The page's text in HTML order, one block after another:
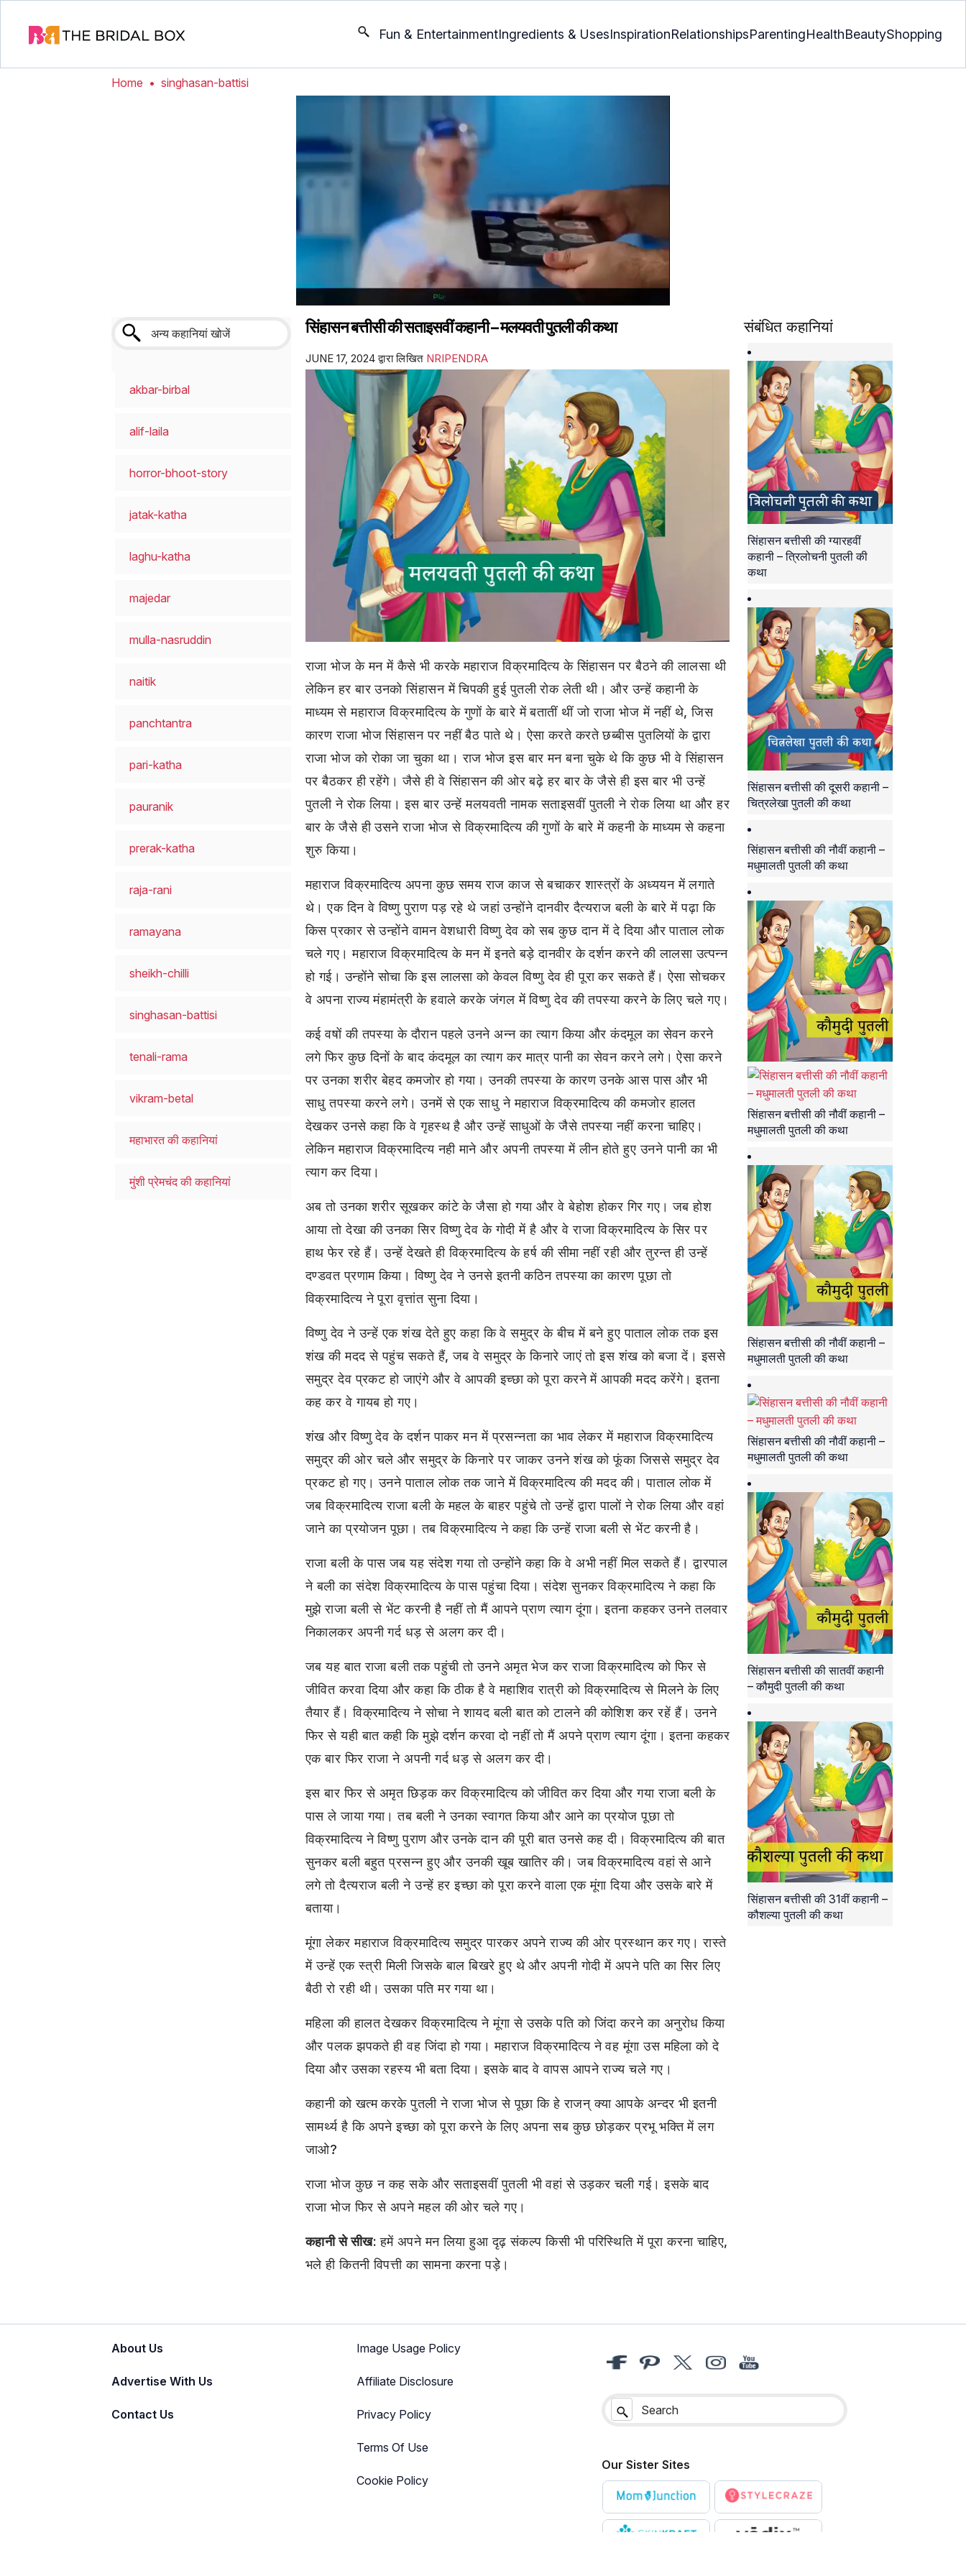
Fun & EntertainmentIngredients & UsesInspirationRelationshipsParentingHealthBeautyShopping
Home • singhasan-battisi
akbar-birbal
alif-laila
horror-bhoot-story
jatak-katha
laghu-katha
majedar
mulla-nasruddin
naitik
panchtantra
pari-katha
pauranik
prerak-katha
raja-rani
ramayana
sheikh-chilli
singhasan-battisi
tenali-rama
vikram-betal
महाभारत की कहानियां
मुंशी प्रेमचंद की कहानियां
सिंहासन बत्तीसी की सताइसवीं कहानी – मलयवती पुतली की कथा
JUNE 17, 2024द्वारा लिखित NRIPENDRA
राजा भोज के मन में कैसे भी करके महाराज विक्रमादित्य के सिंहासन पर बैठने की लालसा थी
लेकिन हर बार उनको सिंहासन में चिपकी हुई पुतली रोक लेती थी। और उन्हें कहानी के
माध्यम से महाराज विक्रमादित्य के गुणों के बारे में बतातीं थीं जो राजा भोज में नहीं थे, जिस
कारण राजा भोज सिंहासन पर नहीं बैठ पाते थे। ऐसा करते करते छब्बीस पुतलियों के द्वारा
राजा भोज को रोका जा चुका था। राज भोज इस बार मन बना चुके थे कि कुछ भी वे सिंहासन
पर बैठकर ही रहेंगे। जैसे ही वे सिंहासन की ओर बढ़े हर बार के जैसे ही इस बार भी उन्हें
पुतली ने रोक लिया। इस बार उन्हें मलयवती नामक सताइसवीं पुतली ने रोक लिया था और हर
बार के जैसे ही उसने राजा भोज से विक्रमादित्य की गुणों के बारे में कहनी के माध्यम से कहना
शुरु किया।
महाराज विक्रमादित्य अपना कुछ समय राज काज से बचाकर शास्त्रों के अध्ययन में लगाते
थे। एक दिन वे विष्णु पुराण पड़ रहे थे जहां उन्होंने दानवीर दैत्यराज बली के बारे में पढ़ा कि
किस प्रकार से उन्होंने वामन वेशधारी विष्णु देव को सब कुछ दान में दे दिया और पाताल लोक
चले गए। महाराज विक्रमादित्य के मन में इनते बड़े दानवीर के दर्शन करने की लालसा उत्पन्न
हो गई। उन्होंने सोचा कि इस लालसा को केवल विष्णु देव ही पूरा कर सकते हैं। ऐसा सोचकर
वे अपना राज्य मंहामंत्री के हवाले करके जंगल में विष्णु देव की तपस्या करने के लिए चले गए।
कई वषों की तपस्या के दौरान पहले उनने अन्न का त्याग किया और कंदमूल का सेवन करने
लगे फिर कुछ दिनों के बाद कंदमूल का त्याग कर मात्र पानी का सेवन करने लगे। ऐसा करने
पर उनका शरीर बेहद कमजोर हो गया। उनकी तपस्या के कारण उनके आस पास और भी
साधु तपस्या करने लगे। उनमें से एक साधु ने महाराज विक्रमादित्य की कमजोर हालत
देखकर उनसे कहा कि वे गृहस्थ है और उन्हें साधुओं के जैसे तपस्या नहीं करना चाहिए।
लेकिन महाराज विक्रमादित्य नही माने और अपनी तपस्या में लीन होते हुए उनने पानी का भी
त्याग कर दिया।
अब तो उनका शरीर सूखकर कांटे के जैसा हो गया और वे बेहाेश होकर गिर गए। जब होश
आया तो देखा की उनका सिर विष्णु देव के गोदी में है और वे राजा विक्रमादित्य के सिर पर
हाथ फेर रहे हैं। उन्हें देखते ही विक्रमादित्य के हर्ष की सीमा नहीं रही और तुरन्त ही उन्हें
दण्डवत प्रणाम किया। विष्णु देव ने उनसे इतनी कठिन तपस्या का कारण पूछा तो
विक्रमादित्य ने पूरा वृत्तांत सुना दिया।
विष्णु देव ने उन्हें एक शंख देते हुए कहा कि वे समुद्र के बीच में बने हुए पाताल लोक तक इस
शंख की मदद से पहुंच सकते हैं, जब वे समुद्र के किनारे जाएं तो इस शंख को बजा दें। इससे
समुद्र देव प्रकट हो जाएंगे और वे आपकी इच्छा को पूरा करने में आपकी मदद करेंगे। इतना
कह कर वे गायब हो गए।
शंख और विष्णु देव के दर्शन पाकर मन में प्रसन्नता का भाव लेकर में महाराज विक्रमादित्य
समुद्र की ओर चले और समुद्र के किनारे पर जाकर उनने शंख को फूंका जिससे समुद्र देव
प्रकट हो गए। उनने पाताल लोक तक जाने में विक्रमादित्य की मदद की। पाताल लोक में
जब विक्रमादित्य राजा बली के महल के बाहर पहुंचे तो उन्हें द्वारा पालों ने रोक लिया और वहां
जाने का प्रयोजन पूछा। तब विक्रमादित्य ने कहा कि उन्हें राजा बली से भेंट करनी है।
राजा बली के पास जब यह संदेश गया तो उन्होंने कहा कि वे अभी नहीं मिल सकते हैं। द्वारपाल
ने बली का संदेश विक्रमादित्य के पास पहुंचा दिया। संदेश सुनकर विक्रमादित्य ने कहा कि
मुझे राजा बली से भेंट करनी है नहीं तो मैं आपने प्राण त्याग दूंगा। इतना कहकर उनने तलवार
निकालकर अपनी गर्द धड़ से अलग कर दी।
जब यह बात राजा बली तक पहुंची तो उनने अमृत भेज कर राजा विक्रमादित्य को फिर से
जीवित करवा दिया और कहा कि ठीक है वे महाशिव रात्री को विक्रमादित्य से मिलने के लिए
तैयार हैं। विक्रमादित्य ने सोचा ने शायद बली बात को टालने की कोशिश कर रहें हैं। उनने
फिर से यही बात कही कि मुझे दर्शन करवा दो नहीं तो मैं अपने प्राण त्याग दूंगा। इतना कहकर
एक बार फिर राजा ने अपनी गर्द धड़ से अलग कर दी।
इस बार फिर से अमृत छिड़क कर विक्रमादित्य को जीवित कर दिया और गया राजा बली के
पास ले जाया गया। तब बली ने उनका स्वागत किया और आने का प्रयोज पूछा तो
विक्रमादित्य ने विष्णु पुराण और उनके दान की पूरी बात उनसे कह दी। विक्रमादित्य की बात
सुनकर बली बहुत प्रसन्न हुए और उनकी खूब खातिर की। जब विक्रमादित्य वहां से आने
लगे तो दैत्यराज बली ने उन्हें हर इच्छा को पूरा करने वाला एक मूंगा दिया और उसके बारे में
बताया।
मूंगा लेकर महाराज विक्रमादित्य समुद्र पारकर अपने राज्य की ओर प्रस्थान कर गए। रास्ते
में उन्हें एक स्त्री मिली जिसके बाल बिखरे हुए थे और अपनी गाेदी में अपने पति का सिर लिए
बैठी रो रही थी। उसका पति मर गया था।
महिला की हालत देखकर विक्रमादित्य ने मूंगा से उसके पति को जिंदा करने का अनुराेध किया
और पलक झपकते ही वह जिंदा हो गया। महाराज विक्रमादित्य ने वह मूंगा उस महिला को दे
दिया और उसका रहस्य भी बता दिया। इसके बाद वे वापस आपने राज्य चले गए।
कहानी को खत्म करके पुतली ने राजा भोज से पूछा कि हे राजन् क्या आपके अन्दर भी इतनी
सामर्थ्य है कि अपने इच्छा को पूरा करने के लिए अपना सब कुछ छोड़कर प्रभू भक्ति में लग
जाओ?
राजा भोज कुछ न कह सके और सताइसवीं पुतली भी वहां से उड़कर चली गई। इसके बाद
राजा भोज फिर से अपने महल की ओर चले गए।
कहानी से सीख:हमें अपने मन लिया हुआ दृढ़ संकल्प किसी भी परिस्थिति में पूरा करना चाहिए,
भले ही कितनी विपत्ती का सामना करना पड़े।
संबंधित कहानियां
सिंहासन बत्तीसी की ग्यारहवीं
कहानी – त्रिलोचनी पुतली की
कथा
सिंहासन बत्तीसी की दूसरी कहानी –
चित्रलेखा पुतली की कथा
सिंहासन बत्तीसी की नौवीं कहानी –
मधुमालती पुतली की कथा
सिंहासन बत्तीसी की नौवीं कहानी –
मधुमालती पुतली की कथा
सिंहासन बत्तीसी की नौवीं कहानी –
मधुमालती पुतली की कथा
सिंहासन बत्तीसी की नौवीं कहानी –
मधुमालती पुतली की कथा
सिंहासन बत्तीसी की सातवीं कहानी
– कौमुदी पुतली की कथा
सिंहासन बत्तीसी की 31वीं कहानी –
कौशल्या पुतली की कथा
About Us
Advertise With Us
Contact Us
Image Usage Policy
Affiliate Disclosure
Privacy Policy
Terms Of Use
Cookie Policy
Our Sister Sites